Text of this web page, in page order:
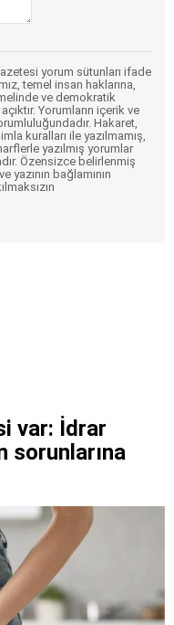
yorum sütunları ifade
temel insan haklarına,
ve demokratik
Yorumların içerik ve
Hakaret,
kuralları ile yazılmamış,
yazılmış yorumlar
Özensizce belirlenmiş
yazının bağlamının
var: İdrar
sorunlarına